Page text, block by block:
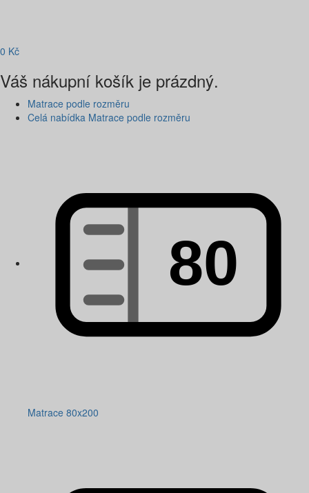
0 Kč
Váš nákupní košík je prázdný.
Matrace podle rozměru
Celá nabídka Matrace podle rozměru
Matrace 80x200